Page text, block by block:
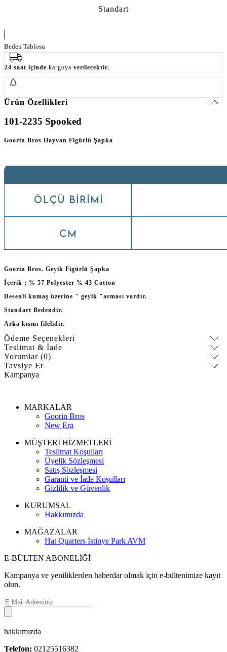
Standart
Beden Tablosu
24 saat içinde kargoya verilecektir.
Ürün Özellikleri
101-2235 Spooked
Goorin Bros Hayvan Figürlü Şapka
Goorin Bros. Geyik Figürlü Şapka
İçerik ; % 57 Polyester % 43 Cotton
Desenli kumaş üzerine " geyik "arması vardır.
Standart Bedendir.
Arka kısmı filelidir.
Ödeme Seçenekleri
Teslimat & İade
Yorumlar (0)
Tavsiye Et
Kampanya
MARKALAR
Goorin Bros
New Era
MÜŞTERİ HİZMETLERİ
Teslimat Koşulları
Üyelik Sözleşmesi
Satış Sözleşmesi
Garanti ve İade Koşulları
Gizlilik ve Güvenlik
KURUMSAL
Hakkımızda
MAĞAZALAR
Hat Quarters İstinye Park AVM
E-BÜLTEN ABONELİĞİ
Kampanya ve yeniliklerden haberdar olmak için e-bültenimize kayıt
olun.
hakkımızda
Telefon: 02125516382